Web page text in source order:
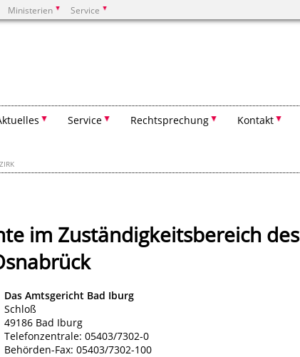
Ministerien Service
Service Rechtsprechung Kontakt
im Zuständigkeitsbereich des
Das Amtsgericht Bad Iburg
Schloß
49186 Bad Iburg
Telefonzentrale: 05403/7302-0
Behörden-Fax: 05403/7302-100